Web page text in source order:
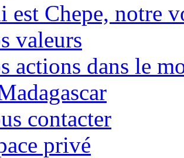
est Chepe, notre
valeurs
actions dans le
contacter
privé